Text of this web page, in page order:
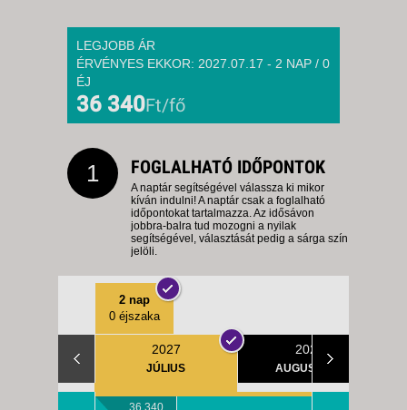
LEGJOBB ÁR
ÉRVÉNYES EKKOR: 2027.07.17 - 2 NAP / 0
ÉJ
36 340Ft/fő
1 FOGLALHATÓ IDŐPONTOK
A naptár segítségével válassza ki mikor
kíván indulni! A naptár csak a foglalható
időpontokat tartalmazza. Az idősávon
jobbra-balra tud mozogni a nyilak
segítségével, választását pedig a sárga szín
jelöli.
2 nap
0 éjszaka
2027
JÚLIUS
2027
AUGUSZTUS
36.340